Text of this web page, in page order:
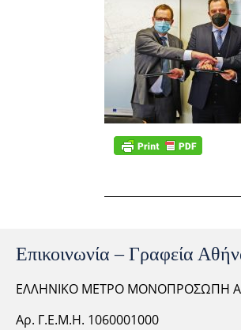
Επικοινωνία – Γραφεία
ΕΛΛΗΝΙΚΟ ΜΕΤΡΟ ΜΟΝΟΠΡΟΣΩΠΗ
Αρ. Γ.Ε.Μ.Η. 1060001000